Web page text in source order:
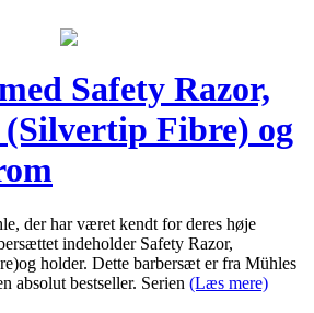
Safety Razor,
Fibre) og
der har været kendt for deres høje
indeholder Safety Razor,
holder. Dette barbersæt er fra Mühles
absolut bestseller. Serien (Læs mere)